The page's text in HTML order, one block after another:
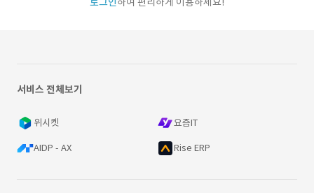
서비스 전체보기
위시켓 요즘IT
AIDP - AX Rise ERP